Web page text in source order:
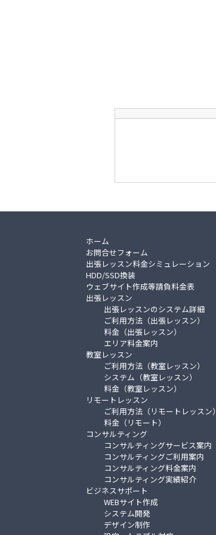
ホーム
お問合せフォーム
出張レッスン料金シミュレーション
HDD/SSD換装
ウェブサイト作成等請負料金表
出張レッスン
出張レッスンのシステム詳細
ご利用方法（出張レッスン）
料金（出張レッスン）
エリア料金案内
教室レッスン
ご利用方法（教室レッスン）
システム（教室レッスン）
料金（教室レッスン）
リモートレッスン
ご利用方法（リモートレッスン）
料金（リモート）
コンサルティング
コンサルティングサービス案内
コンサルティングご利用案内
コンサルティング料金案内
コンサルティング実績紹介
ビジネスサポート
WEBサイト作成
システム開発
デザイン制作